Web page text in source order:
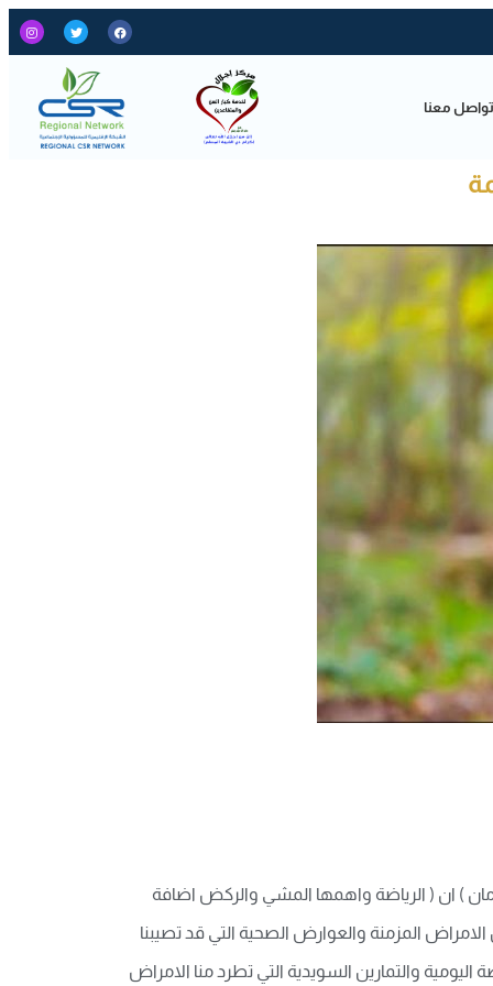
تواصل معنا
) ان ( الرياضة واهمها المشي والركض اضافة
المزمنة والعوارض الصحية التي قد تصيبنا
والتمارين السويدية التي تطرد منا الامراض